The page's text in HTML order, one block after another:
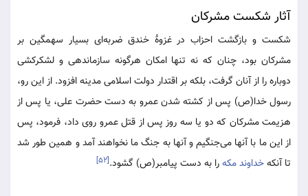
آثار شکست مشرکان
شکست و بازگشت احزاب در غزوۀ خندق ضربه‌ای بسیار سهمگین بر
مشرکان بود، چنان که نه تنها امکان هرگونه سازماندهی و لشکرکشی
دوباره را از آنان گرفت، بلکه بر اقتدار دولت اسلامی مدینه افزود. از این رو،
رسول خدا(ص) پس از کشته شدن عمرو به دست حضرت علی، یا پس از
هزیمت مشرکان که دو یا سه روز پس از قتل عمرو روی داد، فرمود، پس
از این ما با آنها می‌جنگیم و آنها به جنگ ما نخواهند آمد و همین طور شد
تا آنکهخداوندمکهرا به دست پیامبر(ص) گشود.[۵۲]